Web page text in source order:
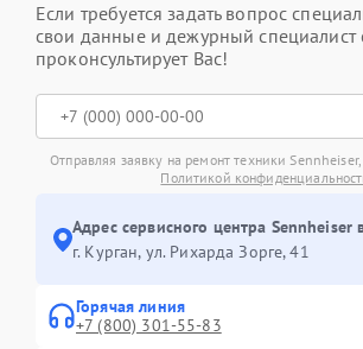
Если требуется задать вопрос
свои данные и дежурный специалист
проконсультирует Вас!
Отправляя заявку на ремонт техники
Политикой
Адрес сервисного центра Sennheiser
г. Курган, ул. Рихарда Зорге, 41
Горячая линия
+7 (800) 301-55-83